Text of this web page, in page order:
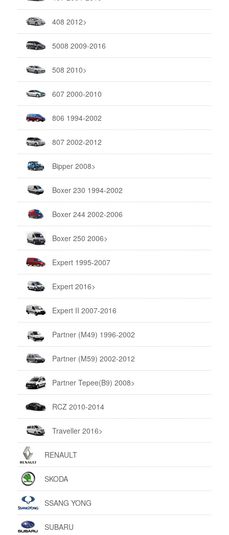
408 2012>
5008 2009-2016
508 2010>
607 2000-2010
806 1994-2002
807 2002-2012
Bipper 2008>
Boxer 230 1994-2002
Boxer 244 2002-2006
Boxer 250 2006>
Expert 1995-2007
Expert 2016>
Expert II 2007-2016
Partner (M49) 1996-2002
Partner (M59) 2002-2012
Partner Tepee(B9) 2008>
RCZ 2010-2014
Traveller 2016>
RENAULT
SKODA
SSANG YONG
SUBARU